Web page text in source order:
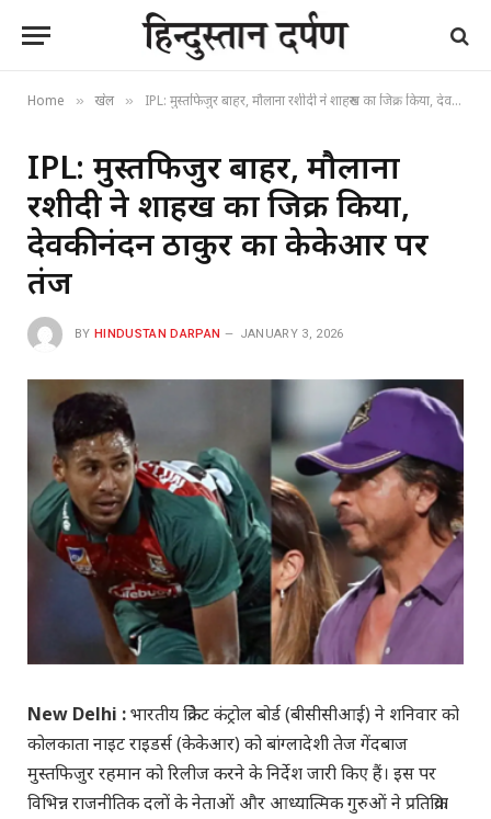
Home » खेल » IPL: मुस्तफिजुर बाहर, मौलाना रशीदी ने शाहरुख का जिक्र किया, देवकीनंदन ठाकुर का केकेआर पर तंज
IPL: मुस्तफिजुर बाहर, मौलाना
रशीदी ने शाहरुख का जिक्र किया,
देवकीनंदन ठाकुर का केकेआर पर
तंज
BY HINDUSTAN DARPAN JANUARY 3, 2026
New Delhi :भारतीय क्रिकेट कंट्रोल बोर्ड (बीसीसीआई) ने शनिवार को
कोलकाता नाइट राइडर्स (केकेआर) को बांग्लादेशी तेज गेंदबाज
मुस्तफिजुर रहमान को रिलीज करने के निर्देश जारी किए हैं। इस पर
विभिन्न राजनीतिक दलों के नेताओं और आध्यात्मिक गुरुओं ने प्रतिक्रिया